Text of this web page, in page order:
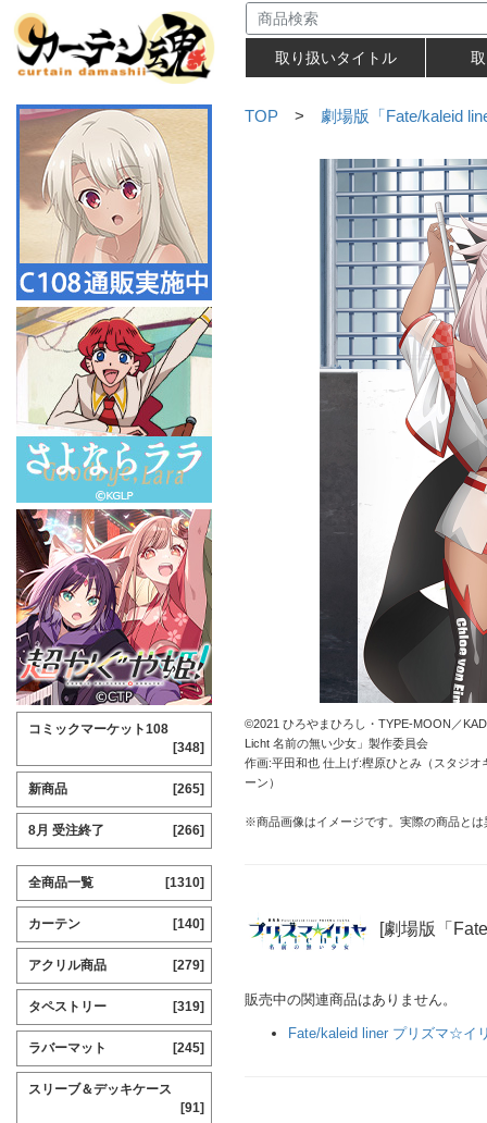
取り扱いタイトル
TOP > 劇場版「Fate/kaleid
©2021 ひろやまひろし・TYPE-MOON／
Licht 名前の無い少女」製作委員会
作画:平田和也 仕上げ:樫原ひとみ（スタジ
ーン）
※商品画像はイメージです。実際の商品と
[劇場版「
販売中の関連商品はありません。
Fate/kaleid liner プリズマ☆イ
コミックマーケット108
[348]
新商品 [265]
8月 受注終了 [266]
全商品一覧 [1310]
カーテン [140]
アクリル商品 [279]
タペストリー [319]
ラバーマット [245]
スリーブ＆デッキケース
[91]